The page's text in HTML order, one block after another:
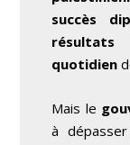
succès
résultats
quotidien
Mais le
à